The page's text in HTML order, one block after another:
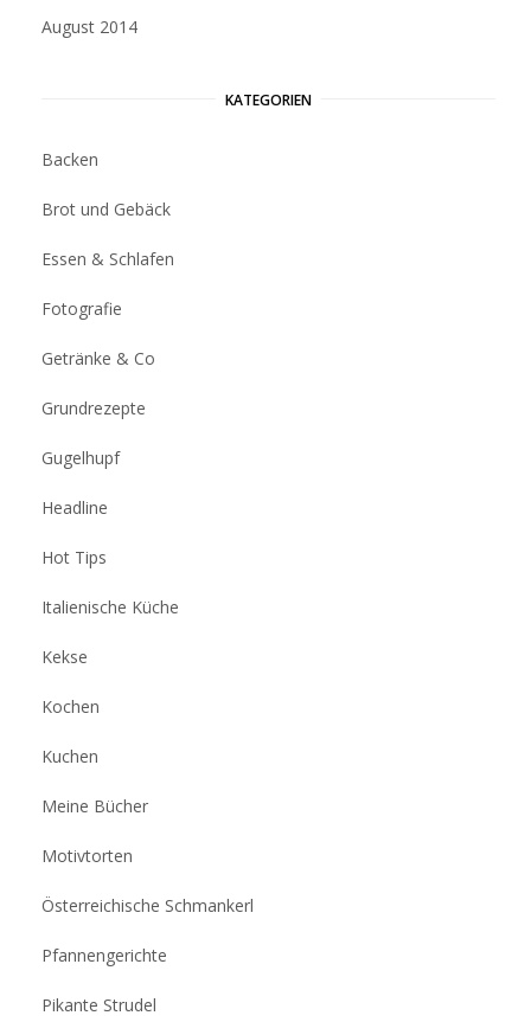
August 2014
KATEGORIEN
Backen
Brot und Gebäck
Essen & Schlafen
Fotografie
Getränke & Co
Grundrezepte
Gugelhupf
Headline
Hot Tips
Italienische Küche
Kekse
Kochen
Kuchen
Meine Bücher
Motivtorten
Österreichische Schmankerl
Pfannengerichte
Pikante Strudel